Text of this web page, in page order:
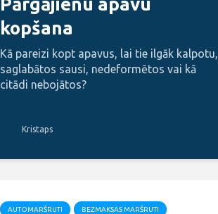
kopšana
Kā pareizi kopt apavus, lai tie ilgāk kalpotu,
saglabātos sausi, nedeformētos vai kā
citādi nebojātos?
Kristaps
AUTOMARŠRUTI BEZMAKSAS MARŠRUTI